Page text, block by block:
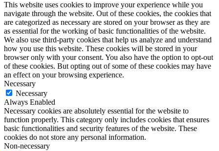
This website uses cookies to improve your experience while you
navigate through the website. Out of these cookies, the cookies that
are categorized as necessary are stored on your browser as they are
as essential for the working of basic functionalities of the website.
We also use third-party cookies that help us analyze and understand
how you use this website. These cookies will be stored in your
browser only with your consent. You also have the option to opt-out
of these cookies. But opting out of some of these cookies may have
an effect on your browsing experience.
Necessary
Necessary
Always Enabled
Necessary cookies are absolutely essential for the website to
function properly. This category only includes cookies that ensures
basic functionalities and security features of the website. These
cookies do not store any personal information.
Non-necessary